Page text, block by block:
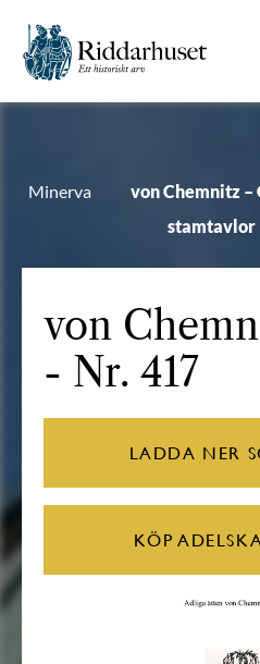
Minerva
von Chemnitz –
stamtavlor
von
- Nr. 417
LADDA NER
KÖP